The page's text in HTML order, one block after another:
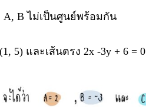
B ไม่เป็นศูนย์พร้อมกัน
5) และเส้นตรง 2x -3y + 6 = 0